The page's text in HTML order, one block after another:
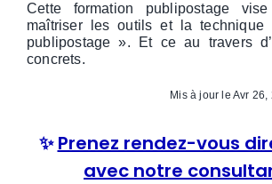
Cette formation publipostage
maîtriser les outils et la
publipostage ». Et ce au travers
concrets.
Mis à jour le Avr 26,
✨Prenez rendez-vous
avec notre